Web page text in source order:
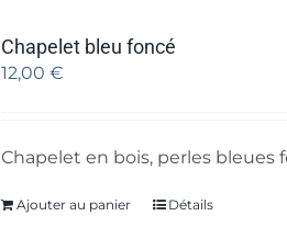
Chapelet bleu foncé
12,00 €
Chapelet en bois, perles bleues
Ajouter au panier Détails